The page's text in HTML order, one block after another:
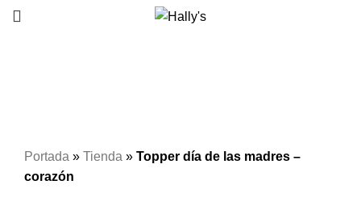
Portada »Tienda »Topper día de las madres –
corazón